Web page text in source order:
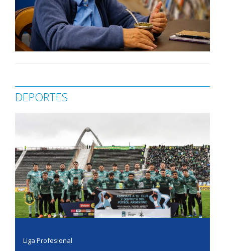
DEPORTES
Liga Profesional